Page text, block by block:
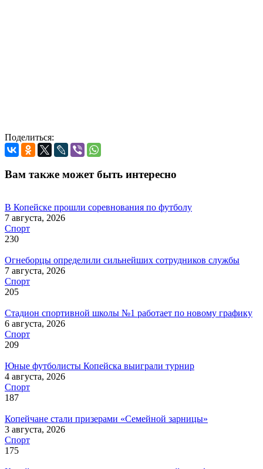
Поделиться:
Вам также может быть интересно
В Копейске прошли соревнования по футболу
7 августа, 2026
Спорт
230
Огнеборцы определили сильнейших сотрудников службы
7 августа, 2026
Спорт
205
Стадион спортивной школы №1 работает по новому графику
6 августа, 2026
Спорт
209
Юные футболисты Копейска выиграли турнир
4 августа, 2026
Спорт
187
Копейчане стали призерами «Семейной зарницы»
3 августа, 2026
Спорт
175